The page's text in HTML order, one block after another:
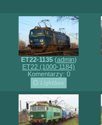
ET22-1135(admin)
ET22 (1000-1184)
Komentarzy: 0